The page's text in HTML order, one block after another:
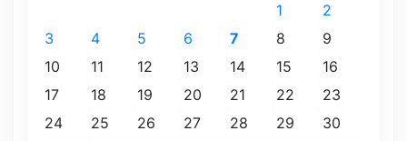
1
2
3
4 5 6 7 8
9
10
11 12 13 14 15
16
17
18 19 20 21 22
23
24
25 26 27 28 29
30